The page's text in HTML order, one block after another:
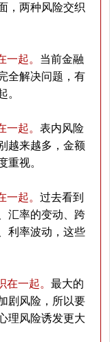
，两种风险交织
起。 当前金融
全解决问题，有
。
起。 表内风险
越来越多，金额
重视。
起。 过去看到
汇率的变动、跨
利率波动，这些
一起。 最大的
剧风险，所以要
理风险诱发更大